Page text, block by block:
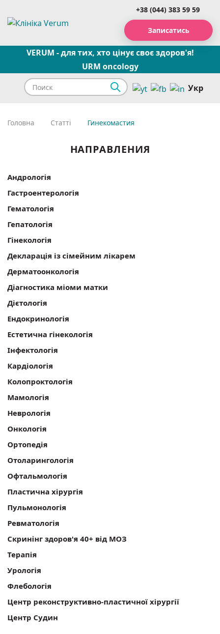
+38 (044) 383 59 59
Записатись
VERUM - для тих, хто цінує своє здоров'я!
URM oncology
Укр
Головна Статті Гинекомастия
НАПРАВЛЕНИЯ
Андрологія
Гастроентерологія
Гематологія
Гепатологія
Гінекологія
Декларація із сімейним лікарем
Дерматоонкологія
Діагностика міоми матки
Дієтологія
Ендокринологія
Естетична гінекологія
Інфектологія
Кардіологія
Колопроктологія
Мамологія
Неврологія
Онкологія
Ортопедія
Отоларингологія
Офтальмологія
Пластична хірургія
Пульмонологія
Ревматологія
Скринінг здоров'я 40+ від МОЗ
Терапія
Урологія
Флебологія
Центр реконструктивно-пластичної хірургії
Центр Судин